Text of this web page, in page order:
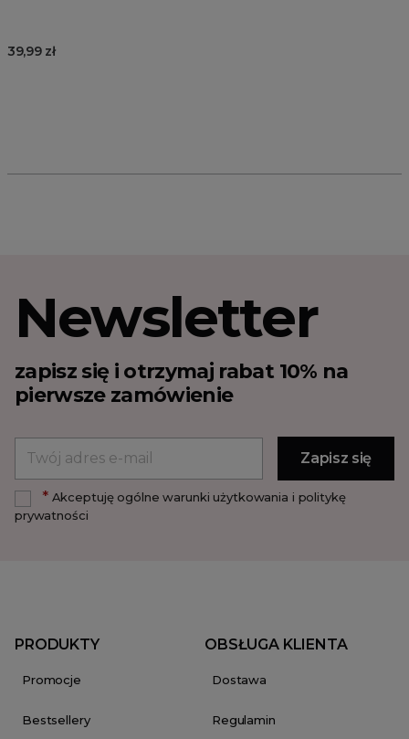
39,99 zł
Newsletter
zapisz się i otrzymaj rabat 10% na
pierwsze zamówienie
*Akceptuję ogólne warunki użytkowania i politykę
prywatności
PRODUKTY
Promocje
Bestsellery
OBSŁUGA KLIENTA
Dostawa
Regulamin